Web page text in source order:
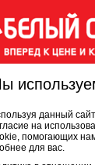
обработки
данный
на
помогающих
для вас.